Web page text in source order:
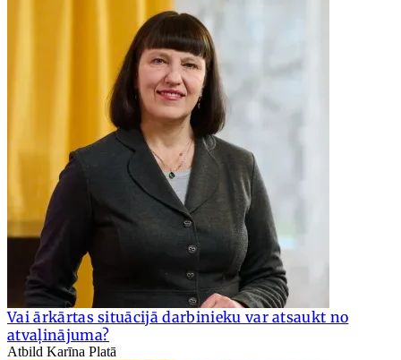
Vai ārkārtas situācijā darbinieku var atsaukt no
atvaļinājuma?
Atbild Karīna Platā